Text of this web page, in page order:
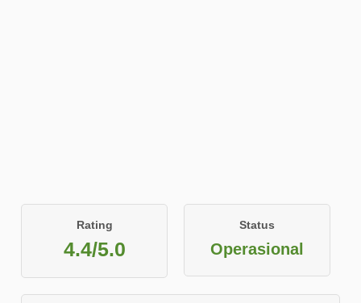
Rating
4.4/5.0
Status
Operasional